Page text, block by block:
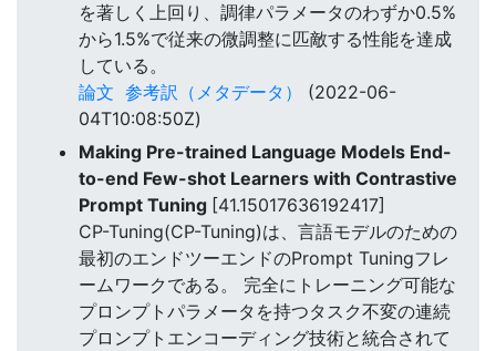
を著しく上回り、調律パラメータのわずか0.5%
から1.5%で従来の微調整に匹敵する性能を達成
している。
論文 参考訳（メタデータ）
(2022-06-
04T10:08:50Z)
Making Pre-trained Language Models End-
to-end Few-shot Learners with Contrastive
Prompt Tuning [41.15017636192417]
CP-Tuning(CP-Tuning)は、言語モデルのための
最初のエンドツーエンドのPrompt Tuningフレ
ームワークである。 完全にトレーニング可能な
プロンプトパラメータを持つタスク不変の連続
プロンプトエンコーディング技術と統合されて